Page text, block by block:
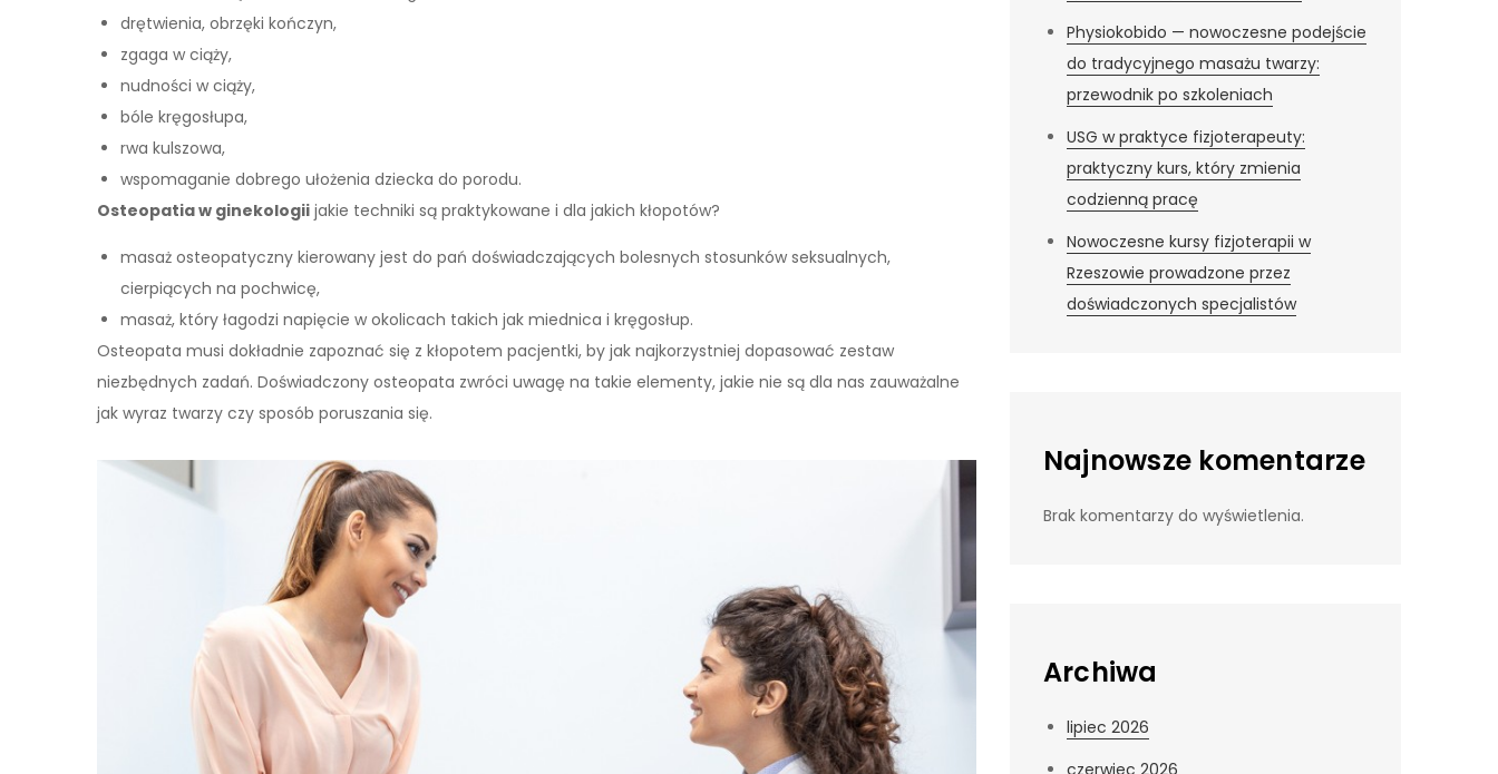
drętwienia, obrzęki kończyn,
zgaga w ciąży,
nudności w ciąży,
bóle kręgosłupa,
rwa kulszowa,
wspomaganie dobrego ułożenia dziecka do porodu.
Osteopatia w ginekologii jakie techniki są praktykowane i dla jakich kłopotów?
masaż osteopatyczny kierowany jest do pań doświadczających bolesnych stosunków seksualnych,
cierpiących na pochwicę,
masaż, który łagodzi napięcie w okolicach takich jak miednica i kręgosłup.
Osteopata musi dokładnie zapoznać się z kłopotem pacjentki, by jak najkorzystniej dopasować zestaw
niezbędnych zadań. Doświadczony osteopata zwróci uwagę na takie elementy, jakie nie są dla nas zauważalne
jak wyraz twarzy czy sposób poruszania się.
Physiokobido — nowoczesne podejście
do tradycyjnego masażu twarzy:
przewodnik po szkoleniach
USG w praktyce fizjoterapeuty:
praktyczny kurs, który zmienia
codzienną pracę
Nowoczesne kursy fizjoterapii w
Rzeszowie prowadzone przez
doświadczonych specjalistów
Najnowsze komentarze
Brak komentarzy do wyświetlenia.
Archiwa
lipiec 2026
czerwiec 2026